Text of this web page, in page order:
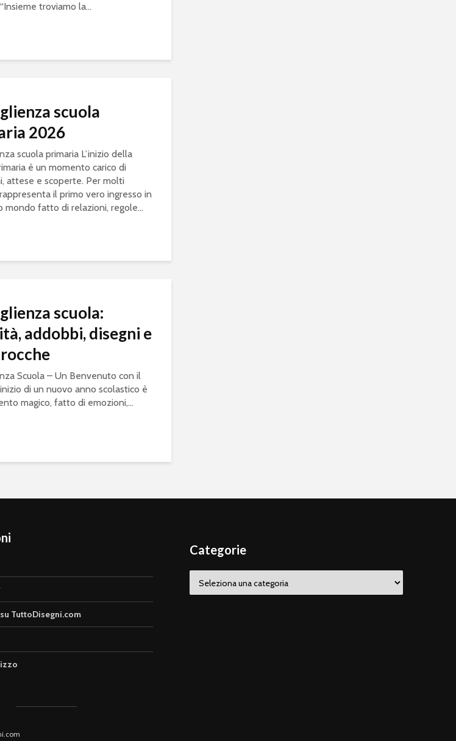
troviamo la...
scuola
2026
scuola primaria L’inizio della
è un momento carico di
attese e scoperte. Per molti
il primo vero ingresso in
mondo fatto di relazioni, regole...
scuola:
addobbi, disegni e
Scuola – Un Benvenuto con il
di un nuovo anno scolastico è
magico, fatto di emozioni,...
TuttoDisegni.com
Categorie